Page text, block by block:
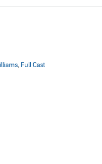
, Full Cast